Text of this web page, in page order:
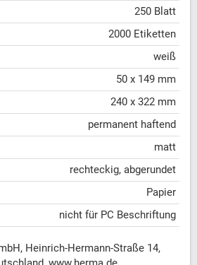
250 Blatt
2000 Etiketten
weiß
50 x 149 mm
240 x 322 mm
permanent haftend
matt
rechteckig, abgerundet
Papier
nicht für PC Beschriftung
Heinrich-Hermann-Straße 14,